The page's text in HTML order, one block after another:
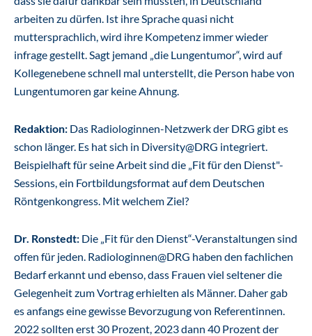
arbeiten zu dürfen. Ist ihre Sprache quasi nicht
muttersprachlich, wird ihre Kompetenz immer wieder
infrage gestellt. Sagt jemand „die Lungentumor“, wird auf
Kollegenebene schnell mal unterstellt, die Person habe von
Lungentumoren gar keine Ahnung.
Redaktion: Das Radiologinnen-Netzwerk der DRG gibt es
schon länger. Es hat sich in Diversity@DRG integriert.
Beispielhaft für seine Arbeit sind die „Fit für den Dienst"-
Sessions, ein Fortbildungsformat auf dem Deutschen
Röntgenkongress. Mit welchem Ziel?
Dr. Ronstedt: Die „Fit für den Dienst“-Veranstaltungen sind
offen für jeden. Radiologinnen@DRG haben den fachlichen
Bedarf erkannt und ebenso, dass Frauen viel seltener die
Gelegenheit zum Vortrag erhielten als Männer. Daher gab
es anfangs eine gewisse Bevorzugung von Referentinnen.
2022 sollten erst 30 Prozent, 2023 dann 40 Prozent der